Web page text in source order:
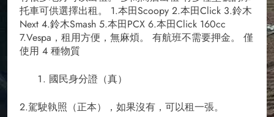
托車可供選擇出租。 1.本田Scoopy 2.本田Click 3.鈴木
Next 4.鈴木Smash 5.本田PCX 6.本田Click 160cc
7.Vespa，租用方便，無麻煩。 有航班不需要押金。 僅
使用 4 種物質
國民身分證（真）
2.駕駛執照（正本），如果沒有，可以租一張。